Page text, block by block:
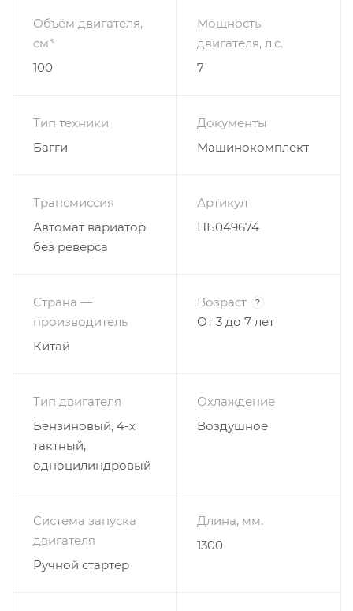
усиленный каркас безопасности;
Д/Ш/В 1480x900x1100;
клиренс 220
Вы можете купить багги Motoland в мотосалоне
Мотоцилофф и на сайте нашего интернет -
Объём двигателя,
см³
100
Мощность
двигателя, л.с.
7
Тип техники
Багги
Документы
Машинокомплект
Трансмиссия
Автомат вариатор
без реверса
Артикул
ЦБ049674
Страна —
производитель
Китай
Возраст ?
От 3 до 7 лет
Тип двигателя
Бензиновый, 4-х
тактный,
одноцилиндровый
Охлаждение
Воздушное
Система запуска
двигателя
Ручной стартер
Длина, мм.
1300